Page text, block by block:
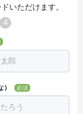
いただけます。
4
必須